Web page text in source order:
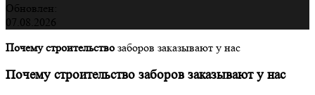
Обновлен:
07.08.2026
Почему строительство заборов заказывают у нас
Почемустроительство заборов заказывают у нас